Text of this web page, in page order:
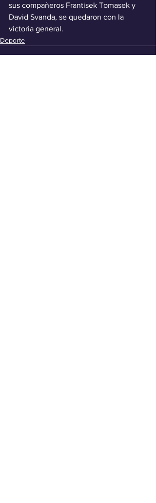
sus compañeros Frantisek Tomasek y
David Svanda, se quedaron con la
victoria general.
Deporte